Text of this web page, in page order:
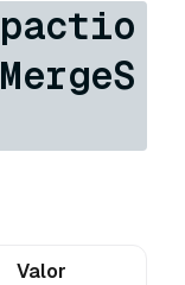
Valor